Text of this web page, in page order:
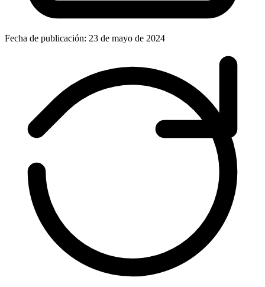
Fecha de publicación: 23 de mayo de 2024